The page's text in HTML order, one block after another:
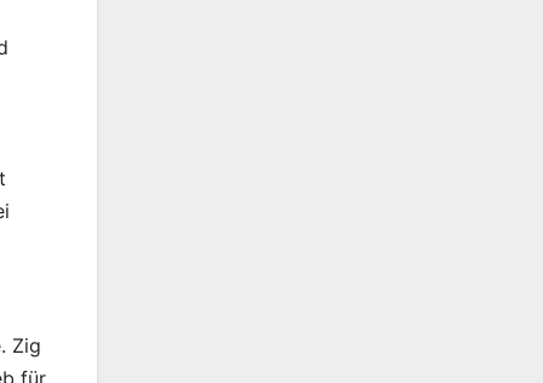
Zig
für